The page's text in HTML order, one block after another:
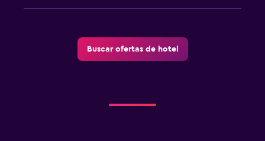
Buscar ofertas de hotel